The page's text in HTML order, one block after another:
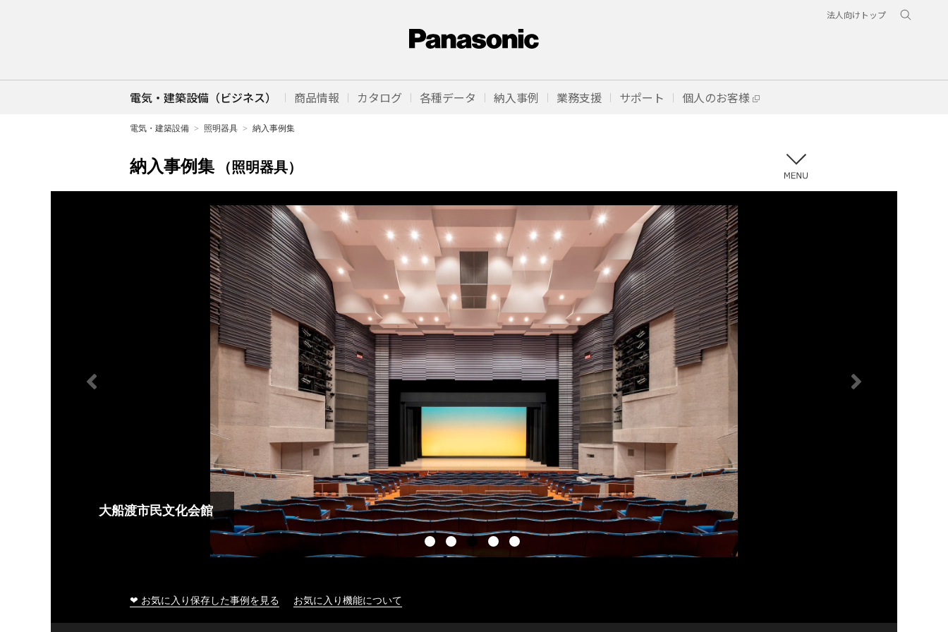
法人向けトップ
電気・建築設備（ビジネス） 商品情報 カタログ 各種データ 納入事例 業務支援 サポート 個人のお客様
電気・建築設備 照明器具 納入事例集
納入事例集 （照明器具）
大船渡市民文化会館
❤ お気に入り保存した事例を見る お気に入り機能について